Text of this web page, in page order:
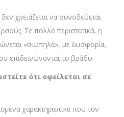
χρειάζεται να συνοδεύεται
Σε πολλά περιστατικά, η
«σιωπηλά», με δυσφορία,
επιδεινώνονται το βράδυ.
ότι οφείλεται σε
χαρακτηριστικά που τον